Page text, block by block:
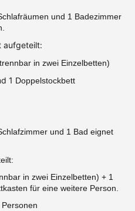
und 1 Badezimmer
aufgeteilt:
in zwei Einzelbetten)
1 Doppelstockbett
und 1 Bad eignet
in zwei Einzelbetten) + 1
für eine weitere Person.